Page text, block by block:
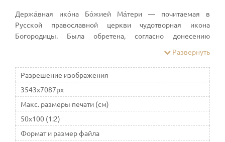
Держа́вная ико́на Бо́жией Ма́тери — почитаемая в
Русской православной церкви чудотворная икона
Богородицы. Была обретена, согласно донесению
подвале Вознесенской церкви монаршего села
Коломенского. Празднование иконе совершается в день
её явления — 2 марта
Развернуть
Разрешение изображения
3543x7087px
Макс. размеры печати (см)
50x100 (1:2)
Формат и размер файла